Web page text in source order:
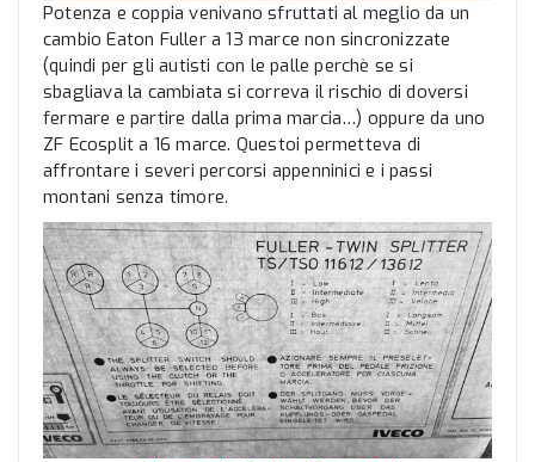
Potenza e coppia venivano sfruttati al meglio da un
cambio Eaton Fuller a 13 marce non sincronizzate
(quindi per gli autisti con le palle perchè se si
sbagliava la cambiata si correva il rischio di doversi
fermare e partire dalla prima marcia…) oppure da uno
ZF Ecosplit a 16 marce. Questoi permetteva di
affrontare i severi percorsi appenninici e i passi
montani senza timore.